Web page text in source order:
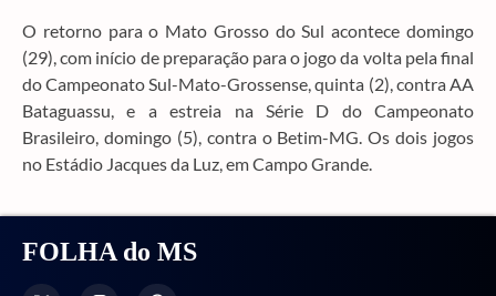
O retorno para o Mato Grosso do Sul acontece domingo
(29), com início de preparação para o jogo da volta pela final
do Campeonato Sul-Mato-Grossense, quinta (2), contra AA
Bataguassu, e a estreia na Série D do Campeonato
Brasileiro, domingo (5), contra o Betim-MG. Os dois jogos
no Estádio Jacques da Luz, em Campo Grande.
FOLHA do MS